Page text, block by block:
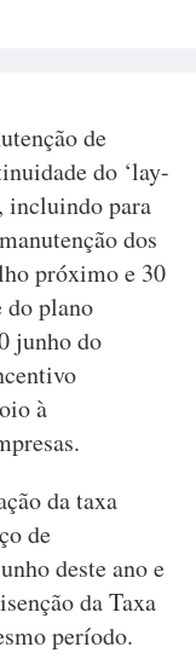
de
do ‘lay-
incluindo para
dos
próximo e 30
do plano
junho do
à
da taxa
de
deste ano e
da Taxa
período.